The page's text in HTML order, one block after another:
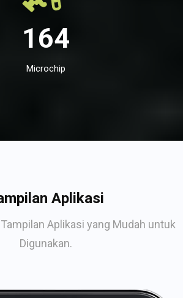
164
Microchip
Aplikasi
Aplikasi yang Mudah untuk
Digunakan.